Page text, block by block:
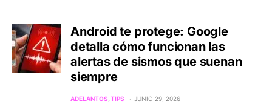
Android te protege: Google
detalla cómo funcionan las
alertas de sismos que suenan
siempre
ADELANTOS TIPS JUNIO 29, 2026